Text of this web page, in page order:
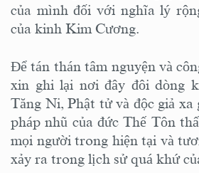
của mình đối với nghĩa lý
của kinh Kim Cương.
Để tán thán tâm nguyện và
xin ghi lại nơi đây đôi dòng
Tăng Ni, Phật tử và độc giả xa
pháp nhũ của đức Thế Tôn
mọi người trong hiện tại và
xảy ra trong lịch sử quá khứ